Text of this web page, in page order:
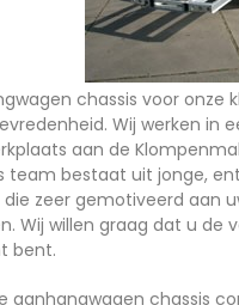
chassis voor onze
Wij werken in
aan de
team bestaat uit jonge,
zeer gemotiveerd aan
Wij willen graag dat u de
bent.
aanhangwagen chassis